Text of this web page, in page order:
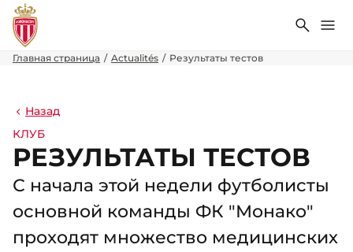
Поиск
Главная страница Actualités Результаты тестов
Назад
КЛУБ
РЕЗУЛЬТАТЫ ТЕСТОВ
С начала этой недели футболисты
основной команды ФК "Монако"
проходят множество медицинских